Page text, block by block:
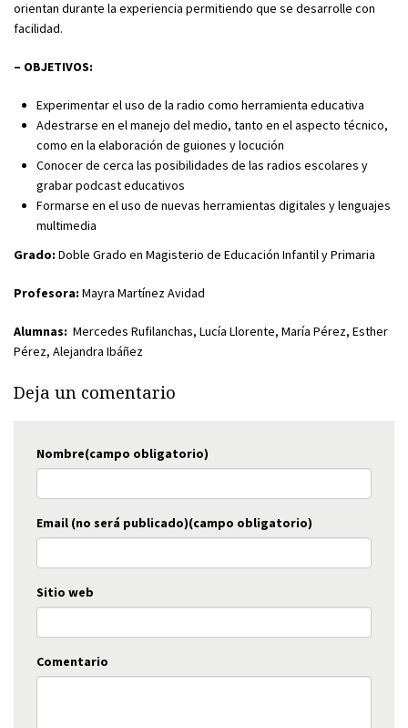
orientan durante la experiencia permitiendo que se desarrolle con
facilidad.
– OBJETIVOS:
Experimentar el uso de la radio como herramienta educativa
Adestrarse en el manejo del medio, tanto en el aspecto técnico,
como en la elaboración de guiones y locución
Conocer de cerca las posibilidades de las radios escolares y
grabar podcast educativos
Formarse en el uso de nuevas herramientas digitales y lenguajes
multimedia
Grado: Doble Grado en Magisterio de Educación Infantil y Primaria
Profesora: Mayra Martínez Avidad
Alumnas: Mercedes Rufilanchas, Lucía Llorente, María Pérez, Esther
Pérez, Alejandra Ibáñez
Deja un comentario
Nombre(campo obligatorio)
Email (no será publicado)(campo obligatorio)
Sitio web
Comentario